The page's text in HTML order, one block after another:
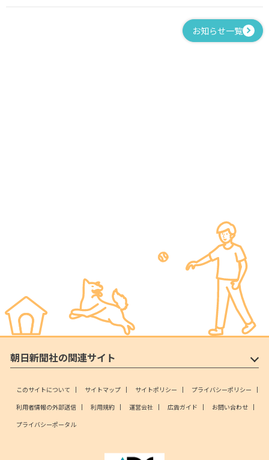
お知らせ一覧
朝日新聞社の関連サイト
このサイトについて サイトマップ サイトポリシー
プライバシーポリシー
利用者情報の外部送信
利用規約 運営会社 広告ガイド
お問い合わせ
プライバシーポータル